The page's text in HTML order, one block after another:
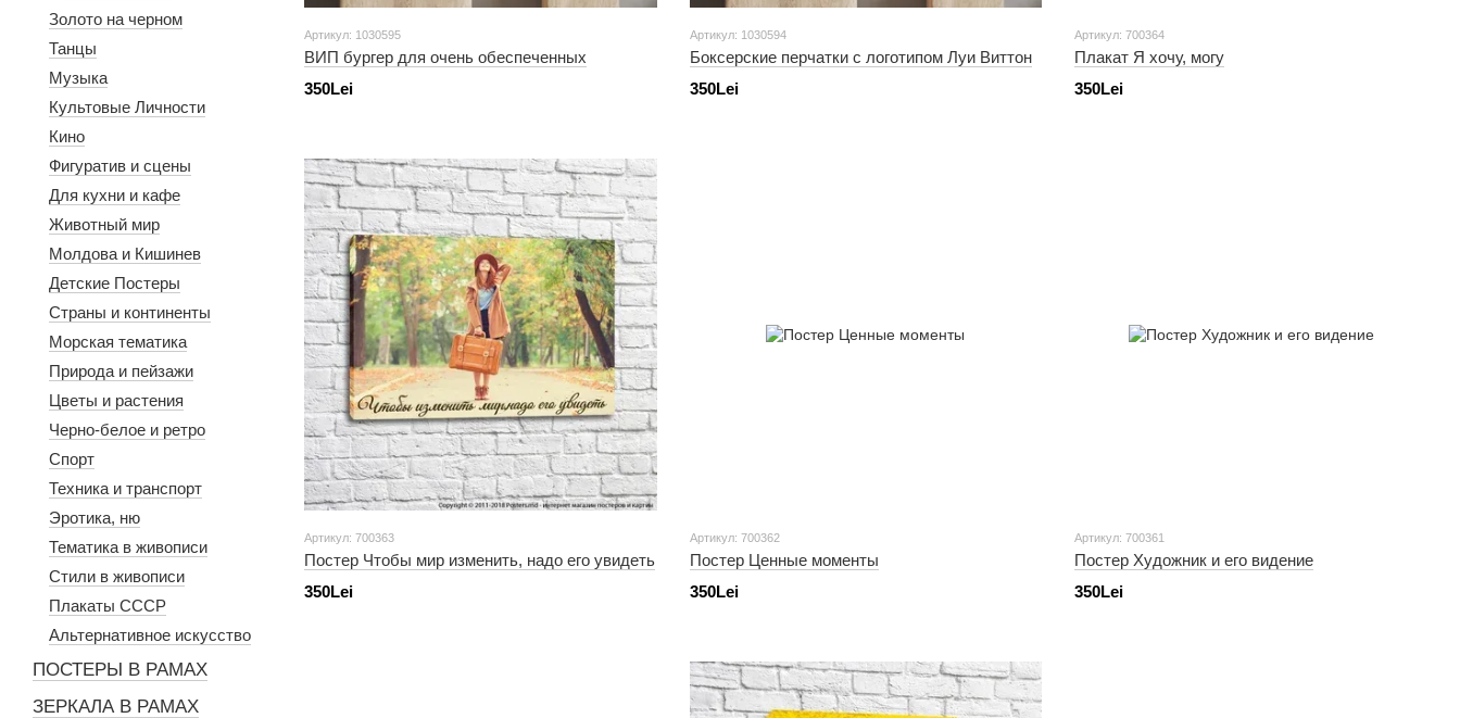
Артикул: 1030595
ВИП бургер для очень обеспеченных
350Lei
Артикул: 1030594
Боксерские перчатки с логотипом Луи Виттон
350Lei
Артикул: 700364
Плакат Я хочу, могу
350Lei
Артикул: 700363
Постер Чтобы мир изменить, надо его увидеть
350Lei
Артикул: 700362
Постер Ценные моменты
350Lei
Артикул: 700361
Постер Художник и его видение
350Lei
Золото на черном
Танцы
Музыка
Культовые Личности
Кино
Фигуратив и сцены
Для кухни и кафе
Животный мир
Молдова и Кишинев
Детские Постеры
Страны и континенты
Морская тематика
Природа и пейзажи
Цветы и растения
Черно-белое и ретро
Спорт
Техника и транспорт
Эротика, ню
Тематика в живописи
Стили в живописи
Плакаты СССР
Альтернативное искусство
ПОСТЕРЫ В РАМАХ
ЗЕРКАЛА В РАМАХ